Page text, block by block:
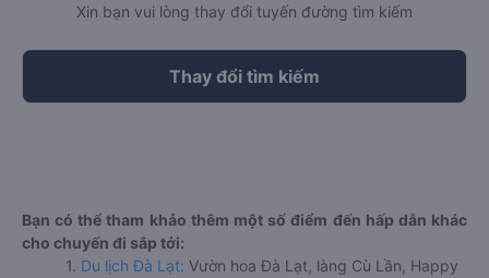
Xin bạn vui lòng thay đổi tuyến đường tìm kiếm
Thay đổi tìm kiếm
Bạn có thể tham khảo thêm một số điểm đến hấp dẫn khác
cho chuyến đi sắp tới:
1. Du lịch Đà Lạt: Vườn hoa Đà Lạt, làng Cù Lần, Happy